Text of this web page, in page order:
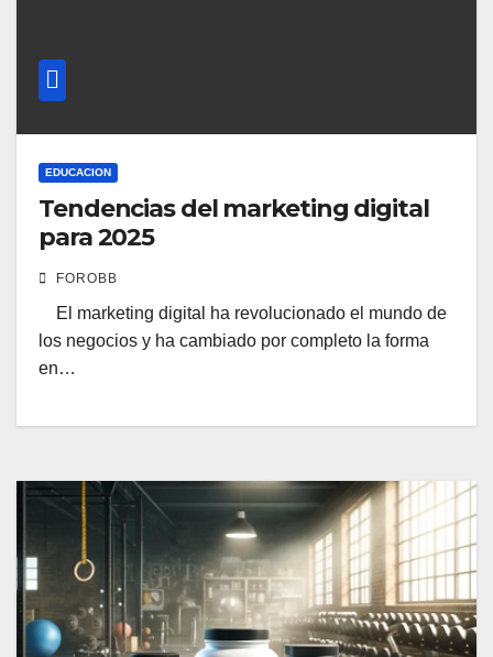
EDUCACION
Tendencias del marketing digital
para 2025
FOROBB
El marketing digital ha revolucionado el mundo de
los negocios y ha cambiado por completo la forma
en…